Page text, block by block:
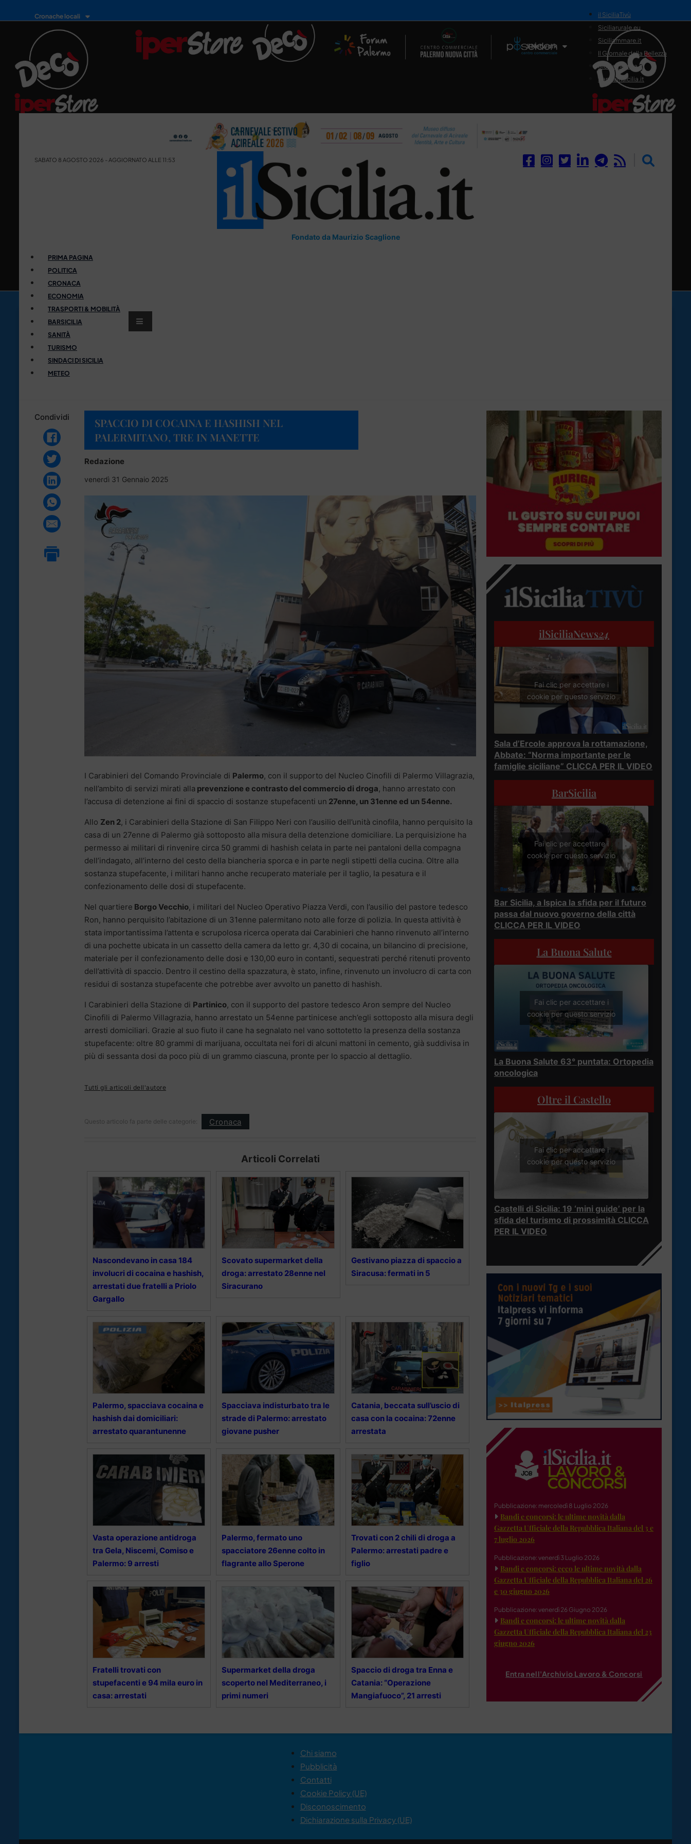
Cronache locali
Il Network
il SiciliaTivù
Siciliarurale.eu
Siciliammare.it
Il Giornale della Bellezza
Siciliamedica.it
Sanitainsicilia.it
SABATO 8 AGOSTO 2026 - AGGIORNATO ALLE 11:53
Fondato da Maurizio Scaglione
PRIMA PAGINA
POLITICA
CRONACA
ECONOMIA
TRASPORTI & MOBILITÀ
BARSICILIA
SANITÀ
TURISMO
SINDACI DI SICILIA
METEO
Condividi
SPACCIO DI COCAINA E HASHISH NEL
PALERMITANO, TRE IN MANETTE
Redazione
venerdì 31 Gennaio 2025
I Carabinieri del Comando Provinciale di Palermo, con il supporto del Nucleo Cinofili di Palermo Villagrazia,
nell’ambito di servizi mirati alla prevenzione e contrasto del commercio di droga, hanno arrestato con
l’accusa di detenzione ai fini di spaccio di sostanze stupefacenti un 27enne, un 31enne ed un 54enne.
Allo Zen 2, i Carabinieri della Stazione di San Filippo Neri con l’ausilio dell’unità cinofila, hanno perquisito la
casa di un 27enne di Palermo già sottoposto alla misura della detenzione domiciliare. La perquisizione ha
permesso ai militari di rinvenire circa 50 grammi di hashish celata in parte nei pantaloni della compagna
dell’indagato, all’interno del cesto della biancheria sporca e in parte negli stipetti della cucina. Oltre alla
sostanza stupefacente, i militari hanno anche recuperato materiale per il taglio, la pesatura e il
confezionamento delle dosi di stupefacente.
Nel quartiere Borgo Vecchio, i militari del Nucleo Operativo Piazza Verdi, con l’ausilio del pastore tedesco
Ron, hanno perquisito l’abitazione di un 31enne palermitano noto alle forze di polizia. In questa attività è
stata importantissima l’attenta e scrupolosa ricerca operata dai Carabinieri che hanno rinvenuto all’interno
di una pochette ubicata in un cassetto della camera da letto gr. 4,30 di cocaina, un bilancino di precisione,
materiale per il confezionamento delle dosi e 130,00 euro in contanti, sequestrati perché ritenuti provento
dell’attività di spaccio. Dentro il cestino della spazzatura, è stato, infine, rinvenuto un involucro di carta con
residui di sostanza stupefacente che potrebbe aver avvolto un panetto di hashish.
I Carabinieri della Stazione di Partinico, con il supporto del pastore tedesco Aron sempre del Nucleo
Cinofili di Palermo Villagrazia, hanno arrestato un 54enne partinicese anch’egli sottoposto alla misura degli
arresti domiciliari. Grazie al suo fiuto il cane ha segnalato nel vano sottotetto la presenza della sostanza
stupefacente: oltre 80 grammi di marijuana, occultata nei fori di alcuni mattoni in cemento, già suddivisa in
più di sessanta dosi da poco più di un grammo ciascuna, pronte per lo spaccio al dettaglio.
Tutti gli articoli dell'autore
Questo articolo fa parte delle categorie: Cronaca
Articoli Correlati
Nascondevano in casa 184
involucri di cocaina e hashish,
arrestati due fratelli a Priolo
Gargallo
Scovato supermarket della
droga: arrestato 28enne nel
Siracurano
Gestivano piazza di spaccio a
Siracusa: fermati in 5
Palermo, spacciava cocaina e
hashish dai domiciliari:
arrestato quarantunenne
Spacciava indisturbato tra le
strade di Palermo: arrestato
giovane pusher
Catania, beccata sull’uscio di
casa con la cocaina: 72enne
arrestata
Vasta operazione antidroga
tra Gela, Niscemi, Comiso e
Palermo: 9 arresti
Palermo, fermato uno
spacciatore 26enne colto in
flagrante allo Sperone
Trovati con 2 chili di droga a
Palermo: arrestati padre e
figlio
Fratelli trovati con
stupefacenti e 94 mila euro in
casa: arrestati
Supermarket della droga
scoperto nel Mediterraneo, i
primi numeri
Spaccio di droga tra Enna e
Catania: “Operazione
Mangiafuoco”, 21 arresti
ilSiciliaNews24
Fai clic per accettare i
cookie per questo servizio
Sala d’Ercole approva la rottamazione,
Abbate: “Norma importante per le
famiglie siciliane” CLICCA PER IL VIDEO
BarSicilia
Fai clic per accettare i
cookie per questo servizio
Bar Sicilia, a Ispica la sfida per il futuro
passa dal nuovo governo della città
CLICCA PER IL VIDEO
La Buona Salute
Fai clic per accettare i
cookie per questo servizio
La Buona Salute 63° puntata: Ortopedia
oncologica
Oltre il Castello
Fai clic per accettare i
cookie per questo servizio
Castelli di Sicilia: 19 ‘mini guide’ per la
sfida del turismo di prossimità CLICCA
PER IL VIDEO
Pubblicazione: mercoledì 8 Luglio 2026
Bandi e concorsi: le ultime novità dalla
Gazzetta Ufficiale della Repubblica Italiana del 3 e
7 luglio 2026
Pubblicazione: venerdì 3 Luglio 2026
Bandi e concorsi: ecco le ultime novità dalla
Gazzetta Ufficiale della Repubblica Italiana del 26
e 30 giugno 2026
Pubblicazione: venerdì 26 Giugno 2026
Bandi e concorsi: le ultime novità dalla
Gazzetta Ufficiale della Repubblica Italiana del 23
giugno 2026
Entra nell'Archivio Lavoro & Concorsi
Chi siamo
Pubblicità
Contatti
Cookie Policy (UE)
Disconoscimento
Dichiarazione sulla Privacy (UE)